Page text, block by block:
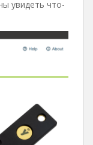
увидеть что-